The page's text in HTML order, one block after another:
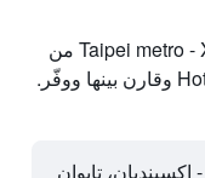
ابحث عن فنادق بجانب Taipei metro - Xindian Station من